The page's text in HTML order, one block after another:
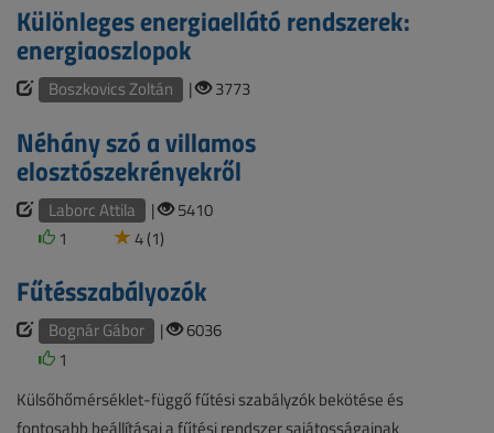
Különleges energiaellátó rendszerek:
energiaoszlopok
Boszkovics Zoltán | 3773
Néhány szó a villamos
elosztószekrényekről
Laborc Attila |
5410
1
4 (1)
Fűtésszabályozók
Bognár Gábor |
6036
1
Külsőhőmérséklet-függő fűtési szabályzók bekötése és
fontosabb beállításai a fűtési rendszer sajátosságainak